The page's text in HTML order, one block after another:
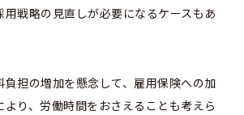
用戦略の見直しが必要になるケースもあ
負担の増加を懸念して、雇用保険への加
り、労働時間をおさえることも考えら